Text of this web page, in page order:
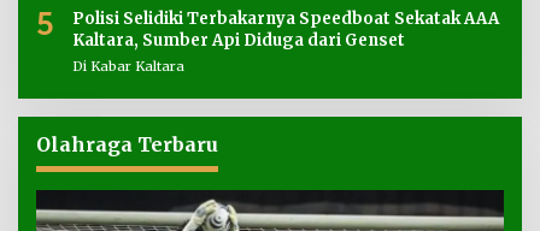
5
Polisi Selidiki Terbakarnya Speedboat Sekatak AAA
Kaltara, Sumber Api Diduga dari Genset
Di Kabar Kaltara
Olahraga Terbaru